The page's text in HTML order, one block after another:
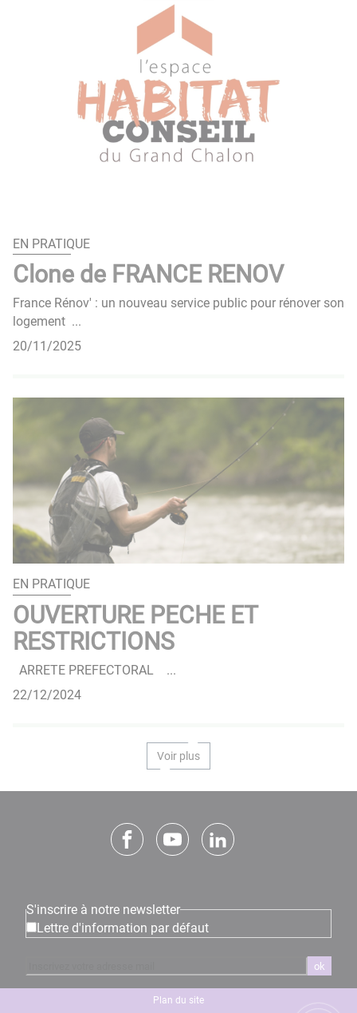
EN PRATIQUE
Clone de FRANCE RENOV
France Rénov' : un nouveau service public pour rénover son
logement ...
20/11/2025
EN PRATIQUE
OUVERTURE PECHE ET
RESTRICTIONS
ARRETE PREFECTORAL ...
22/12/2024
Voir plus
S'inscrire à notre newsletter
Lettre d'information par défaut
ok
Plan du site